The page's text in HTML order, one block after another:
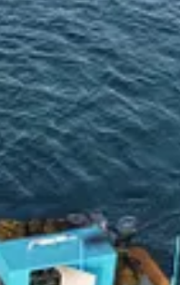
de protección que
marinos mantienen limpio